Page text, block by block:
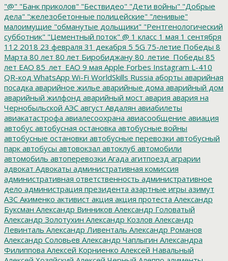
"@" "Банк приколов" "Бествидео" "Дети войны" "Добрые
дела" "железобетонные полицейские" "ленивые"
малоимущие "обманутые дольщики" "Рентгенологический
субботник" "Цементный поток" @ 1 класс 1 мая 1 сентября
112 2018 23 февраля 31 декабря 5 5G 75-летие Победы 8
Марта 80 лет 80 лет Биробиджану 80_летие_Победы 85
лет ЕАО 85_лет_ЕАО 9 мая Apple Forbes Instagram L-410
QR-код WhatsApp Wi-Fi WorldSkills Russia аборты аварийная
посадка аварийное жилье аварийные дома аварийный дом
аварийный жилфонд аварийный мост авария авария на
Чернобыльской АЭС август Авдалян авиабилеты
авиакатастрофа авиалесоохрана авиасообщение авиация
автобус автобусная остановка автобусные войны
автобусные остановки автобусные перевозки автобусный
парк автобусы автовокзал автоклуб автомобили
автомобиль автоперевозки Агада агитпоезд аграрии
адвокат Адвокаты административная комиссия
административная ответственность административное
дело администрация президента азартные игры азимут
АЗС Акименко активист акция акция протеста Александр
Буксман Александр Винников Александр Головатый
Александр Золотухин Александр Козлов Александр
Левинталь Александр Ливенталь Александр Романов
Александр Соловьев Александр Чаплыгин Александра
Филиппова Алексей Корниенко Алексей Навальный